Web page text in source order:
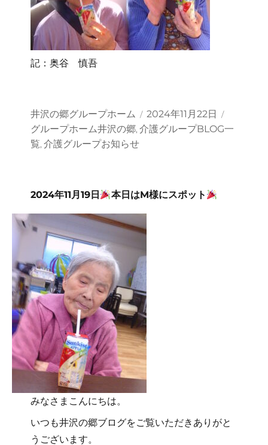
記：奥谷 慎吾
投
稿
井沢の郷グループホーム
投
稿
2024年11月22日
グループホーム井沢の郷,介護グループBLOG一
覧,介護グループお知らせ
2024年11月19日 本日はM様にスポット
みなさまこんにちは。
いつも井沢の郷ブログをご覧いただきありがと
うございます。